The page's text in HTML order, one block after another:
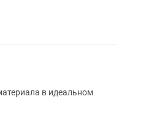
в идеальном